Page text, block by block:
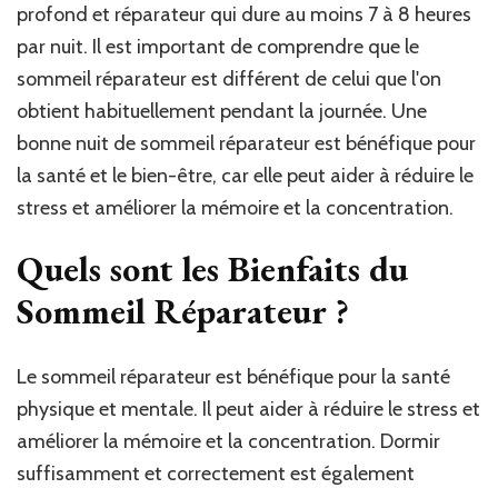
profond et réparateur qui dure au moins 7 à 8 heures
par nuit. Il est important de comprendre que le
sommeil réparateur est différent de celui que l'on
obtient habituellement pendant la journée. Une
bonne nuit de sommeil réparateur est bénéfique pour
la santé et le bien-être, car elle peut aider à réduire le
stress et améliorer la mémoire et la concentration.
Quels sont les Bienfaits du
Sommeil Réparateur ?
Le sommeil réparateur est bénéfique pour la santé
physique et mentale. Il peut aider à réduire le stress et
améliorer la mémoire et la concentration. Dormir
suffisamment et correctement est également